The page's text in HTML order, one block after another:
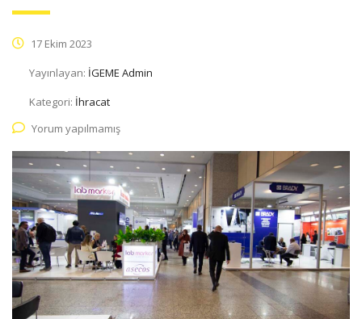
17 Ekim 2023
Yayınlayan: İGEME Admin
Kategori: İhracat
Yorum yapılmamış